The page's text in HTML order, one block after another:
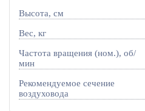
Высота, см
Вес, кг
Частота вращения (ном.), об/
мин
Рекомендуемое сечение
воздуховода